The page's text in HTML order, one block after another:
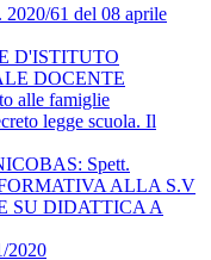
61 del 08 aprile
D'ISTITUTO
DOCENTE
alle famiglie
legge scuola. Il
Spett.
ALLA S.V
SU DIDATTICA A
2020